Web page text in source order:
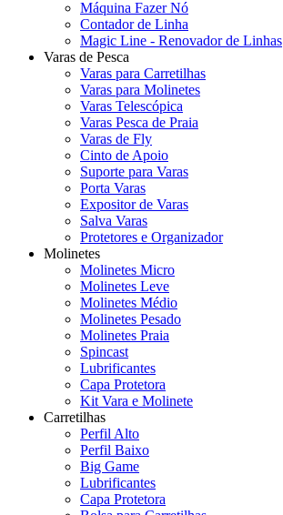
Máquina Fazer Nó
Contador de Linha
Magic Line - Renovador de Linhas
Varas de Pesca
Varas para Carretilhas
Varas para Molinetes
Varas Telescópica
Varas Pesca de Praia
Varas de Fly
Cinto de Apoio
Suporte para Varas
Porta Varas
Expositor de Varas
Salva Varas
Protetores e Organizador
Molinetes
Molinetes Micro
Molinetes Leve
Molinetes Médio
Molinetes Pesado
Molinetes Praia
Spincast
Lubrificantes
Capa Protetora
Kit Vara e Molinete
Carretilhas
Perfil Alto
Perfil Baixo
Big Game
Lubrificantes
Capa Protetora